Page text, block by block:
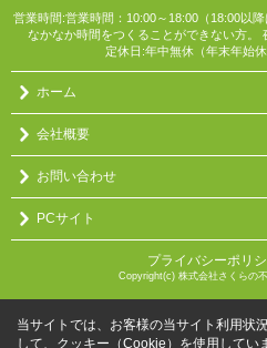
営業時間:営業時間：10:00～18:00（18:00以
なかなか時間をつくることができない方。
定休日:年中無休（年末年始
ホーム
会社概要
お問い合わせ
PCサイト
プライバシーポリ
Copyright(c) 株式会社さくらの
当サイトでは、お客様の当サイト利用状
して、クッキー（Cookie）を使用してい